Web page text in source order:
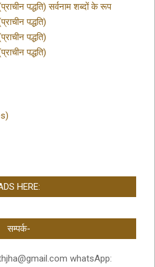
पद्धति) सर्वनाम शब्दों के रूप
पद्धति)
पद्धति)
पद्धति)
HERE:
सम्पर्क-
whatsApp: